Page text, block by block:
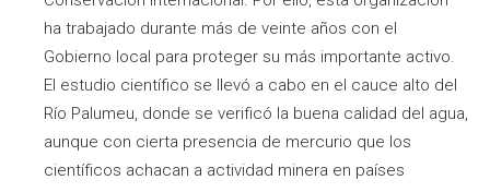
ha trabajado durante más de veinte años con el
Gobierno local para proteger su más importante activo.
El estudio científico se llevó a cabo en el cauce alto del
Río Palumeu, donde se verificó la buena calidad del agua,
aunque con cierta presencia de mercurio que los
científicos achacan a actividad minera en países